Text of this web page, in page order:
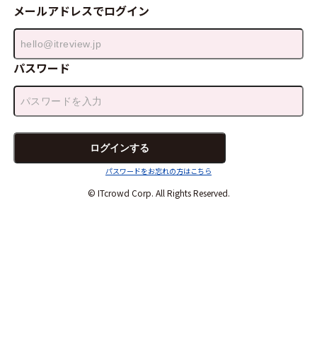
メールアドレスでログイン
パスワード
パスワードをお忘れの方はこちら
© ITcrowd Corp. All Rights Reserved.